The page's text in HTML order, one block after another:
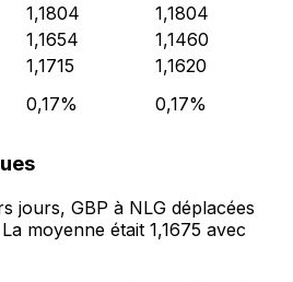
1,1804
1,1804
1,1654
1,1460
1,1715
1,1620
0,17% 0,17%
jours, GBP à NLG déplacées
moyenne était 1,1675 avec